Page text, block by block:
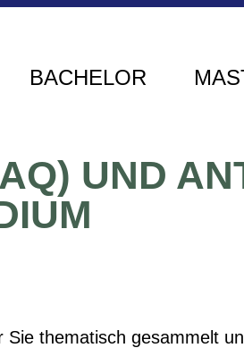
BACHELOR
UND
thematisch gesammelt